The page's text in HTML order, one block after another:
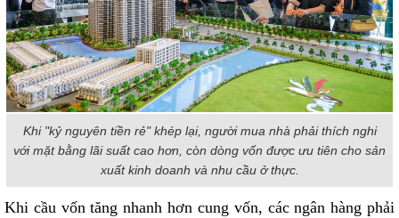
Khi "kỷ nguyên tiền rẻ" khép lại, người mua nhà phải thích nghi
với mặt bằng lãi suất cao hơn, còn dòng vốn được ưu tiên cho sản
xuất kinh doanh và nhu cầu ở thực.
Khi cầu vốn tăng nhanh hơn cung vốn, các ngân hàng phải